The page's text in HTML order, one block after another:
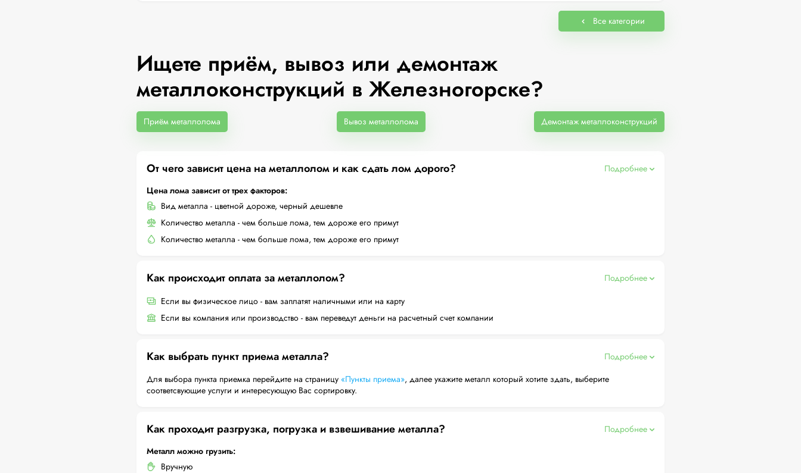
Все категории
Ищете приём, вывоз или демонтаж
металлоконструкций в Железногорске?
Приём металлолома Вывоз металлолома Демонтаж металлоконструкций
От чего зависит цена на металлолом и как сдать лом дорого?
Подробнее
Цена лома зависит от трех факторов:
Вид металла - цветной дороже, черный дешевле
Количество металла - чем больше лома, тем дороже его примут
Количество металла - чем больше лома, тем дороже его примут
Как происходит оплата за металлолом?
Подробнее
Если вы физическое лицо - вам заплатят наличными или на карту
Если вы компания или производство - вам переведут деньги на расчетный счет компании
Как выбрать пункт приема металла?
Подробнее
Для выбора пункта приемка перейдите на страницу «Пункты приема», далее укажите металл который хотите здать, выберите
соответсвующие услуги и интересующую Вас сортировку.
Как проходит разгрузка, погрузка и взвешивание металла?
Подробнее
Металл можно грузить:
Вручную